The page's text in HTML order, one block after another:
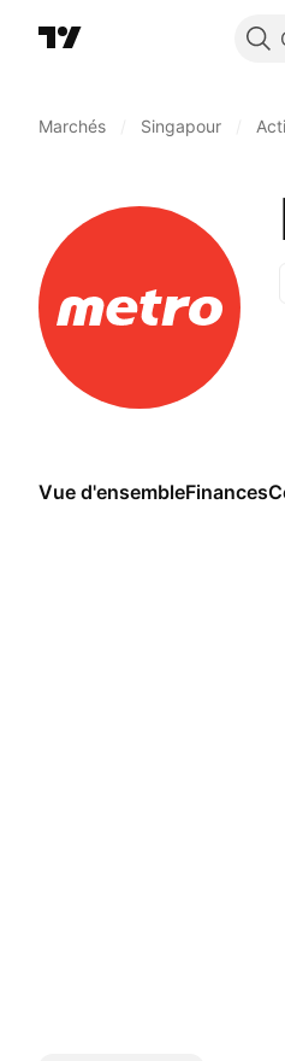
Marchés Singapour
Vue d'ensembleFinances